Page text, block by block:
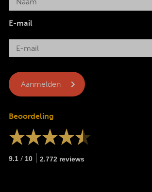
E-mail
Beoordeling
9.1 / 10 2.772 reviews